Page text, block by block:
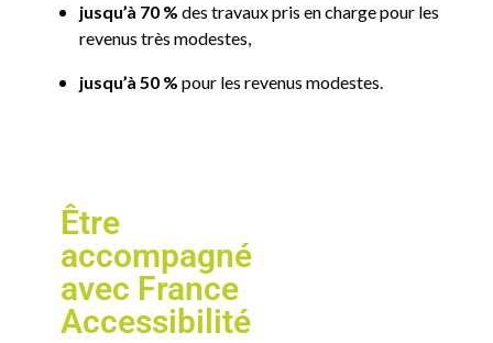
jusqu’à 70 % des travaux pris en charge pour les
revenus très modestes,
jusqu’à 50 % pour les revenus modestes.
Être
accompagné
avec France
Accessibilité